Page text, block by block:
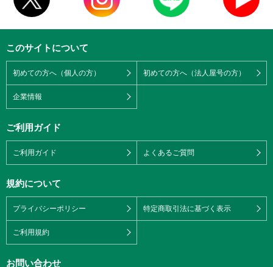
このサイトについて
初めての方へ（個人の方） 初めての方へ（法人屋号の方）
企業情報
ご利用ガイド
ご利用ガイド よくあるご質問
規約について
プライバシーポリシー 特定商取引法に基づく表示
ご利用規約
お問い合わせ